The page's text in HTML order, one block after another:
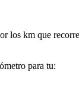
los km que
para tu: